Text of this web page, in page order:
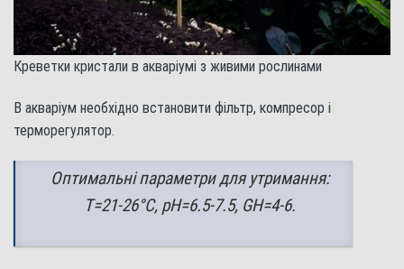
Креветки кристали в акваріумі з живими рослинами
В акваріум необхідно встановити фільтр, компресор і
терморегулятор.
Оптимальні параметри для утримання:
Т=21-26°C, pH=6.5-7.5, GH=4-6.